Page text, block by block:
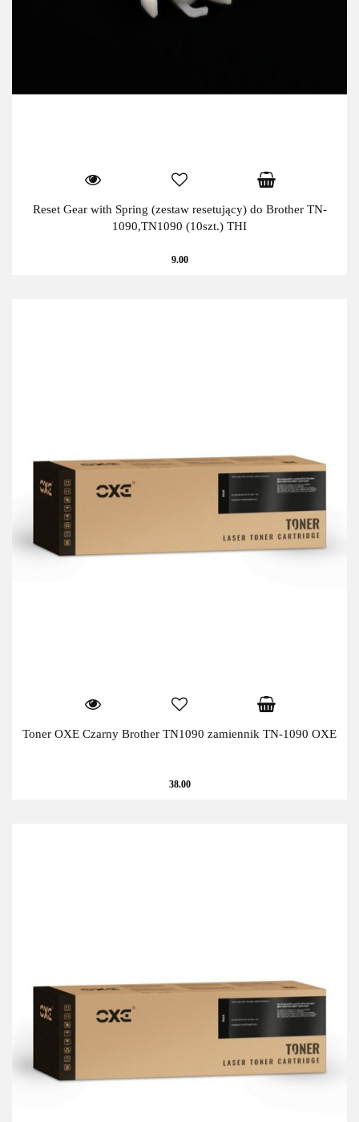
Reset Gear with Spring (zestaw resetujący) do Brother TN-
1090,TN1090 (10szt.) THI
9.00
Toner OXE Czarny Brother TN1090 zamiennik TN-1090 OXE
38.00